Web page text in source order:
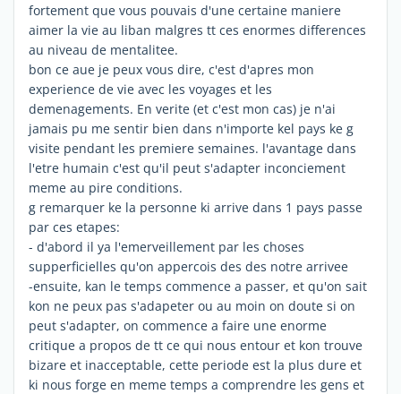
fortement que vous pouvais d'une certaine maniere
aimer la vie au liban malgres tt ces enormes differences
au niveau de mentalitee.
bon ce aue je peux vous dire, c'est d'apres mon
experience de vie avec les voyages et les
demenagements. En verite (et c'est mon cas) je n'ai
jamais pu me sentir bien dans n'importe kel pays ke g
visite pendant les premiere semaines. l'avantage dans
l'etre humain c'est qu'il peut s'adapter inconciement
meme au pire conditions.
g remarquer ke la personne ki arrive dans 1 pays passe
par ces etapes:
- d'abord il ya l'emerveillement par les choses
supperficielles qu'on appercois des des notre arrivee
-ensuite, kan le temps commence a passer, et qu'on sait
kon ne peux pas s'adapeter ou au moin on doute si on
peut s'adapter, on commence a faire une enorme
critique a propos de tt ce qui nous entour et kon trouve
bizare et inacceptable, cette periode est la plus dure et
ki nous forge en meme temps a comprendre les gens et